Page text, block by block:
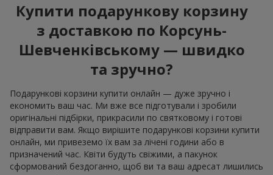
Купити подарункову корзину
з доставкою по Корсунь-
Шевченківському — швидко
та зручно?
Подарункові корзини купити онлайн — дуже зручно і
економить ваш час. Ми вже все підготували і зробили
оригінальні підбірки, прикрасили по святковому і готові
відправити вам. Якщо вирішите подарункові корзини купити
онлайн, ми привеземо їх вам за лічені години або в
призначений час. Квіти будуть свіжими, а пакунок
сформований бездоганно, щоб ви та ваш адресат лишились